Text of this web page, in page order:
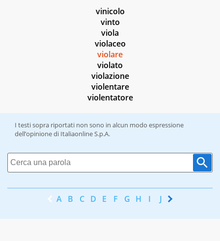
vinicolo
vinto
viola
violaceo
violare
violato
violazione
violentare
violentatore
I testi sopra riportati non sono in alcun modo espressione
dell’opinione di Italiaonline S.p.A.
A B C D E F G H I J K